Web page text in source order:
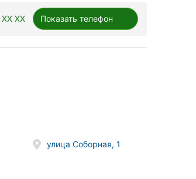
XX XX Показать телефон
улица Соборная, 1